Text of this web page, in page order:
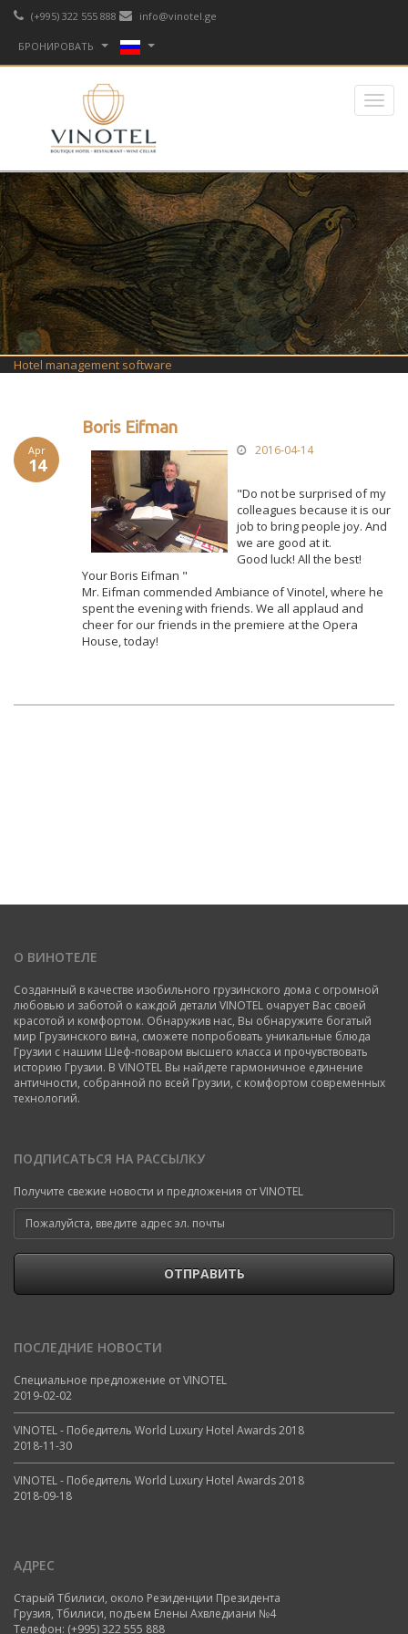
(+995) 322 555 888 info@vinotel.ge
БРОНИРОВАТЬ
Hotel management software
Apr
14
Boris Eifman
2016-04-14
"Do not be surprised of my
colleagues because it is our
job to bring people joy. And
we are good at it.
Good luck! All the best!
Your Boris Eifman "
Mr. Eifman commended Ambiance of Vinotel, where he
spent the evening with friends. We all applaud and
cheer for our friends in the premiere at the Opera
House, today!
О ВИНОТЕЛЕ
Созданный в качестве изобильного грузинского дома с огромной
любовью и заботой о каждой детали VINOTEL очарует Вас своей
красотой и комфортом. Обнаружив нас, Вы обнаружите богатый
мир Грузинского вина, сможете попробовать уникальные блюда
Грузии с нашим Шеф-поваром высшего класса и прочувствовать
историю Грузии. В VINOTEL Вы найдете гармоничное единение
античности, собранной по всей Грузии, с комфортом современных
технологий.
ПОДПИСАТЬСЯ НА РАССЫЛКУ
Получите свежие новости и предложения от VINOTEL
ОТПРАВИТЬ
ПОСЛЕДНИЕ НОВОСТИ
Специальное предложение от VINOTEL
2019-02-02
VINOTEL - Победитель World Luxury Hotel Awards 2018
2018-11-30
VINOTEL - Победитель World Luxury Hotel Awards 2018
2018-09-18
АДРЕС
Старый Тбилиси, около Резиденции Президента
Грузия, Тбилиси, подъем Елены Ахвледиани №4
Телефон: (+995) 322 555 888